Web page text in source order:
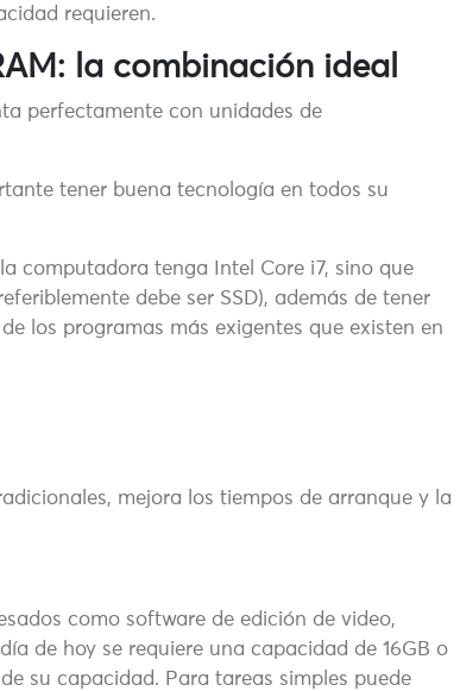
requieren.
la combinación ideal
perfectamente con unidades de
tener buena tecnología en todos su
computadora tenga Intel Core i7, sino que
debe ser SSD), además de tener
los programas más exigentes que existen en
mejora los tiempos de arranque y la
como software de edición de video,
de hoy se requiere una capacidad de 16GB o
su capacidad. Para tareas simples puede